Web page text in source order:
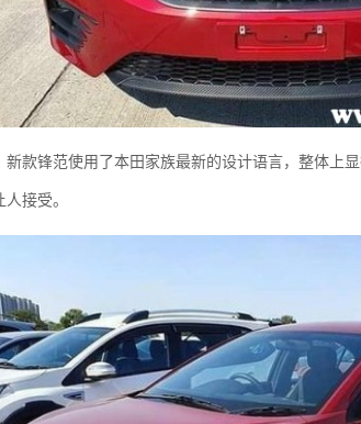
新款锋范使用了本田家族最新的设计语言，整体上
接受。